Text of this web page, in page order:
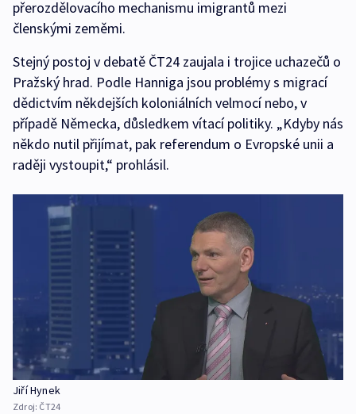
přerozdělovacího mechanismu imigrantů mezi
členskými zeměmi.
Stejný postoj v debatě ČT24 zaujala i trojice uchazečů o
Pražský hrad. Podle Hanniga jsou problémy s migrací
dědictvím někdejších koloniálních velmocí nebo, v
případě Německa, důsledkem vítací politiky. „Kdyby nás
někdo nutil přijímat, pak referendum o Evropské unii a
raději vystoupit,“ prohlásil.
Jiří Hynek
Zdroj: ČT24